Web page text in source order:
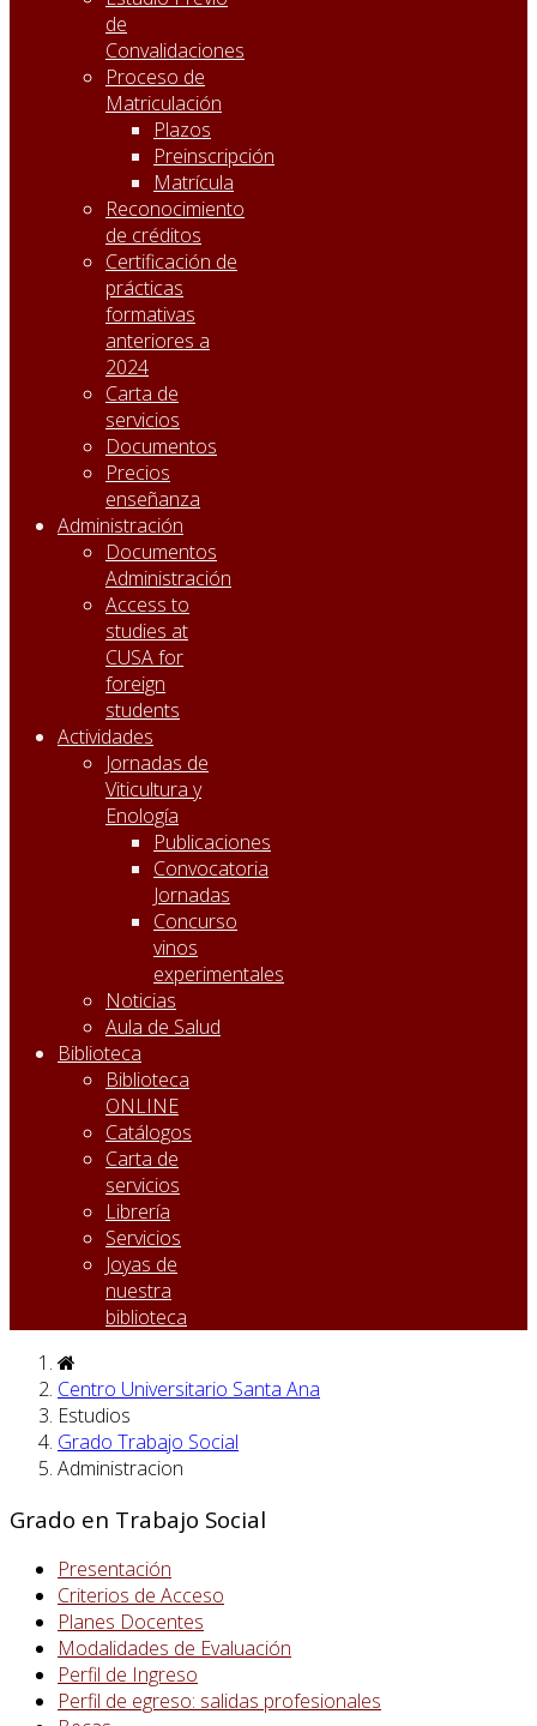
de
Convalidaciones
Proceso de
Matriculación
Plazos
Preinscripción
Matrícula
Reconocimiento
de créditos
Certificación de
prácticas
formativas
anteriores a
2024
Carta de
servicios
Documentos
Precios
enseñanza
Administración
Documentos
Administración
Access to
studies at
CUSA for
foreign
students
Actividades
Jornadas de
Viticultura y
Enología
Publicaciones
Convocatoria
Jornadas
Concurso
vinos
experimentales
Noticias
Aula de Salud
Biblioteca
Biblioteca
ONLINE
Catálogos
Carta de
servicios
Librería
Servicios
Joyas de
nuestra
biblioteca
Centro Universitario Santa Ana
Estudios
Grado Trabajo Social
Administracion
Grado en Trabajo Social
Presentación
Criterios de Acceso
Planes Docentes
Modalidades de Evaluación
Perfil de Ingreso
Perfil de egreso: salidas profesionales